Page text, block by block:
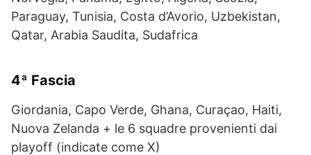
Paraguay, Tunisia, Costa d’Avorio, Uzbekistan,
Qatar, Arabia Saudita, Sudafrica
4ª Fascia
Giordania, Capo Verde, Ghana, Curaçao, Haiti,
Nuova Zelanda + le 6 squadre provenienti dai
playoff (indicate come X)